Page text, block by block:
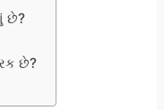
છે?
છે?